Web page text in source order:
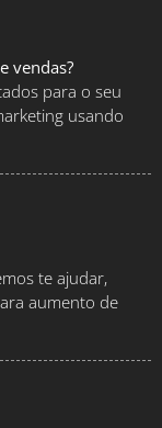
vendas?
para o seu
usando
te ajudar,
aumento de